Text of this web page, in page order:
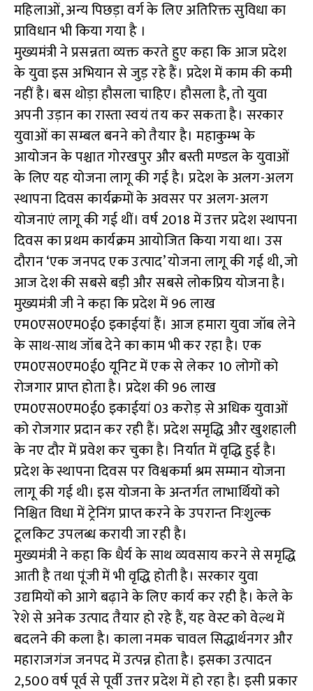
महिलाओं, अन्य पिछड़ा वर्ग के लिए अतिरिक्त सुविधा का
प्राविधान भी किया गया है ।
मुख्यमंत्री ने प्रसन्नता व्यक्त करते हुए कहा कि आज प्रदेश
के युवा इस अभियान से जुड़ रहे हैं। प्रदेश में काम की कमी
नहीं है। बस थोड़ा हौसला चाहिए। हौसला है, तो युवा
अपनी उड़ान का रास्ता स्वयं तय कर सकता है। सरकार
युवाओं का सम्बल बनने को तैयार है। महाकुम्भ के
आयोजन के पश्चात गोरखपुर और बस्ती मण्डल के युवाओं
के लिए यह योजना लागू की गई है। प्रदेश के अलग-अलग
स्थापना दिवस कार्यक्रमों के अवसर पर अलग-अलग
योजनाएं लागू की गई थीं। वर्ष 2018 में उत्तर प्रदेश स्थापना
दिवस का प्रथम कार्यक्रम आयोजित किया गया था। उस
दौरान ‘एक जनपद एक उत्पाद’ योजना लागू की गई थी, जो
आज देश की सबसे बड़ी और सबसे लोकप्रिय योजना है।
मुख्यमंत्री जी ने कहा कि प्रदेश में 96 लाख
एम0एस0एम0ई0 इकाईयां हैं। आज हमारा युवा जॉब लेने
के साथ-साथ जॉब देने का काम भी कर रहा है। एक
एम0एस0एम0ई0 यूनिट में एक से लेकर 10 लोगों को
रोजगार प्राप्त होता है। प्रदेश की 96 लाख
एम0एस0एम0ई0 इकाईयां 03 करोड़ से अधिक युवाओं
को रोजगार प्रदान कर रही हैं। प्रदेश समृद्धि और खुशहाली
के नए दौर में प्रवेश कर चुका है। निर्यात में वृद्धि हुई है।
प्रदेश के स्थापना दिवस पर विश्वकर्मा श्रम सम्मान योजना
लागू की गई थी। इस योजना के अन्तर्गत लाभार्थियों को
निश्चित विधा में ट्रेनिंग प्राप्त करने के उपरान्त निःशुल्क
टूलकिट उपलब्ध करायी जा रही है।
मुख्यमंत्री ने कहा कि धैर्य के साथ व्यवसाय करने से समृद्धि
आती है तथा पूंजी में भी वृद्धि होती है। सरकार युवा
उद्यमियों को आगे बढ़ाने के लिए कार्य कर रही है। केले के
रेशे से अनेक उत्पाद तैयार हो रहे हैं, यह वेस्ट को वेल्थ में
बदलने की कला है। काला नमक चावल सिद्धार्थनगर और
महाराजगंज जनपद में उत्पन्न होता है। इसका उत्पादन
2,500 वर्ष पूर्व से पूर्वी उत्तर प्रदेश में हो रहा है। इसी प्रकार